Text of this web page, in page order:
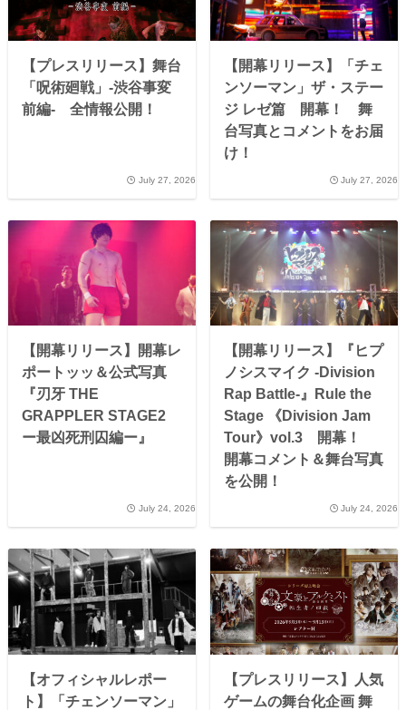
【プレスリリース】舞台
「呪術廻戦」-渋谷事変
前編- 全情報公開！
July 27, 2026
【開幕リリース】「チェ
ンソーマン」ザ・ステー
ジ レゼ篇 開幕！ 舞
台写真とコメントをお届
け！
July 27, 2026
【開幕リリース】開幕レ
ポートッッ＆公式写真
『刃牙 THE
GRAPPLER STAGE2
ー最凶死刑囚編ー』
July 24, 2026
【開幕リリース】『ヒプ
ノシスマイク -Division
Rap Battle-』Rule the
Stage 《Division Jam
Tour》vol.3 開幕！
開幕コメント＆舞台写真
を公開！
July 24, 2026
【オフィシャルレポー
ト】「チェンソーマン」
【プレスリリース】人気
ゲームの舞台化企画 舞